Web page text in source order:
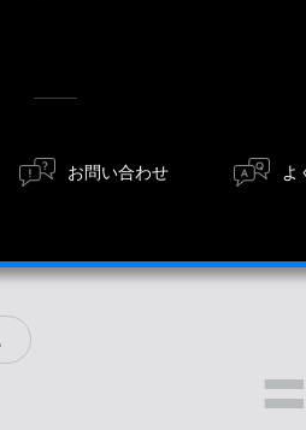
お問い合わせ よ